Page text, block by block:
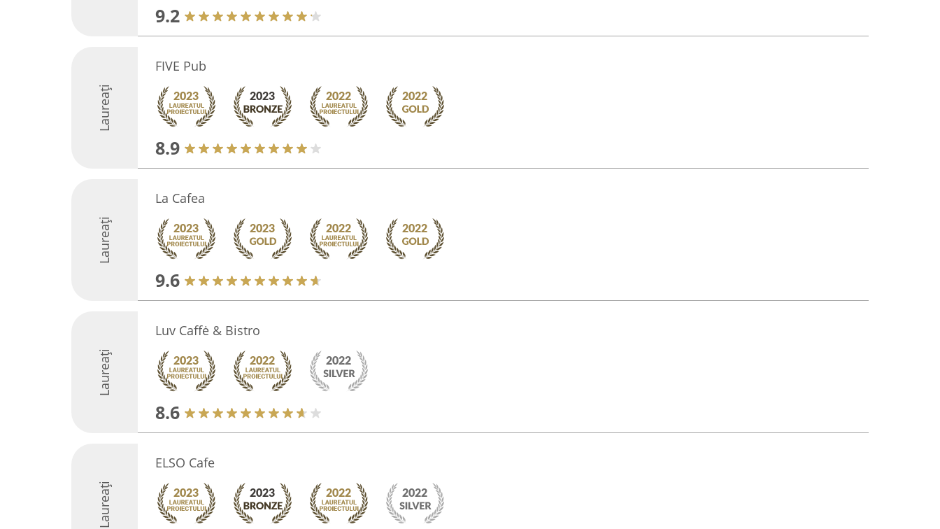
9.2
Laureați
FIVE Pub
8.9
Laureați
La Cafea
9.6
Laureați
Luv Caffė & Bistro
8.6
Laureați
ELSO Cafe